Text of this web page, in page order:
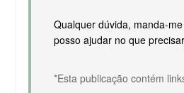
Qualquer dúvida, manda-
posso ajudar no que
*Esta publicação contém